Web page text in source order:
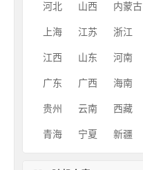
河北 山西 内蒙古
上海 江苏 浙江
江西 山东 河南
广东 广西 海南
贵州 云南 西藏
青海 宁夏 新疆